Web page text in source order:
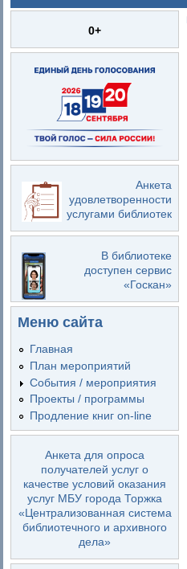
0+
Анкета
удовлетворенности
услугами библиотек
В библиотеке
доступен сервис
«Госкан»
Меню сайта
Главная
План мероприятий
События / мероприятия
Проекты / программы
Продление книг on-line
Анкета для опроса
получателей услуг о
качестве условий оказания
услуг МБУ города Торжка
«Централизованная система
библиотечного и архивного
дела»